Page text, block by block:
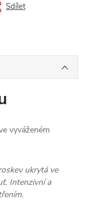
Sdílet
vyváženém
ukrytá ve
Intenzivní a